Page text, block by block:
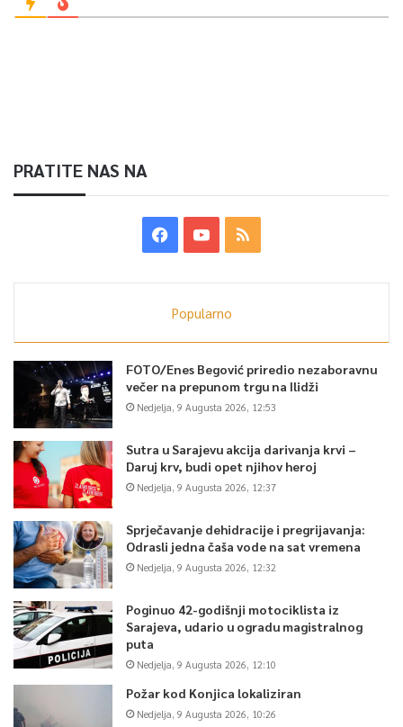
PRATITE NAS NA
Popularno
FOTO/Enes Begović priredio nezaboravnu
večer na prepunom trgu na Ilidži
Nedjelja, 9 Augusta 2026, 12:53
Sutra u Sarajevu akcija darivanja krvi –
Daruj krv, budi opet njihov heroj
Nedjelja, 9 Augusta 2026, 12:37
Sprječavanje dehidracije i pregrijavanja:
Odrasli jedna čaša vode na sat vremena
Nedjelja, 9 Augusta 2026, 12:32
Poginuo 42-godišnji motociklista iz
Sarajeva, udario u ogradu magistralnog
puta
Nedjelja, 9 Augusta 2026, 12:10
Požar kod Konjica lokaliziran
Nedjelja, 9 Augusta 2026, 10:26